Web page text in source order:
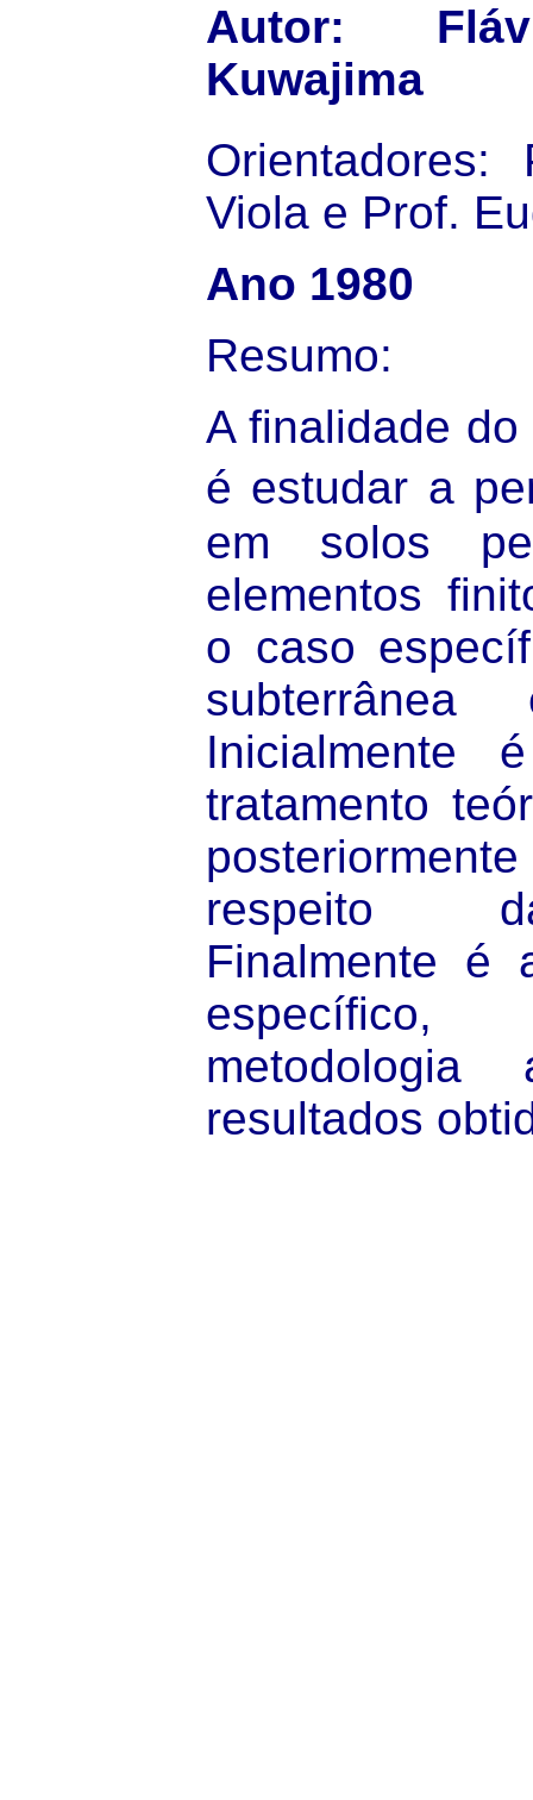
Autor:
Kuwajima
Orientadores:
Viola e Prof.
Ano 1980
Resumo:
A finalidade
é estudar a
em solos
elementos
o caso
subterrânea
Inicialmente
tratamento
respeito
Finalmente é
resultados